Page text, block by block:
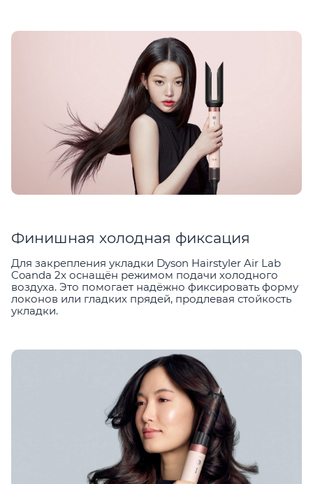
Финишная холодная фиксация
Для закрепления укладки Dyson Hairstyler Air Lab
Coanda 2x оснащён режимом подачи холодного
воздуха. Это помогает надёжно фиксировать форму
локонов или гладких прядей, продлевая стойкость
укладки.